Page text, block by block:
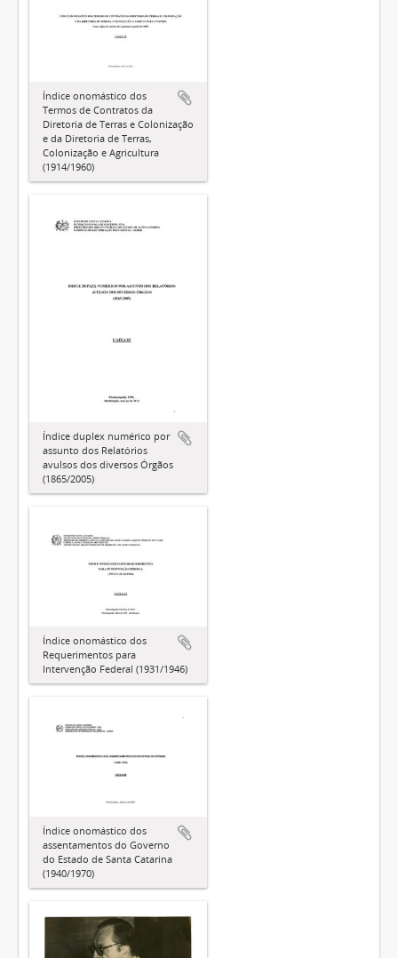
Índice onomástico dos
Termos de Contratos da
Diretoria de Terras e Colonização
e da Diretoria de Terras,
Colonização e Agricultura
(1914/1960)
Índice duplex numérico por
assunto dos Relatórios
avulsos dos diversos Órgãos
(1865/2005)
Índice onomástico dos
Requerimentos para
Intervenção Federal (1931/1946)
Índice onomástico dos
assentamentos do Governo
do Estado de Santa Catarina
(1940/1970)